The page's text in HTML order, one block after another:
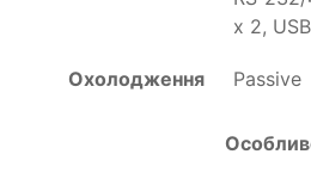
x 2,
Охолодження Passive